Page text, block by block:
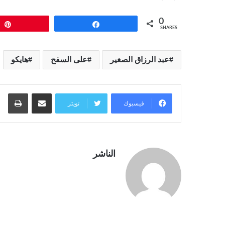
0
SHARES
عبد الرزاق الصغير على السفح هايكو
فيسبوك تويتر
مشاركة عبر البريد
الناشر